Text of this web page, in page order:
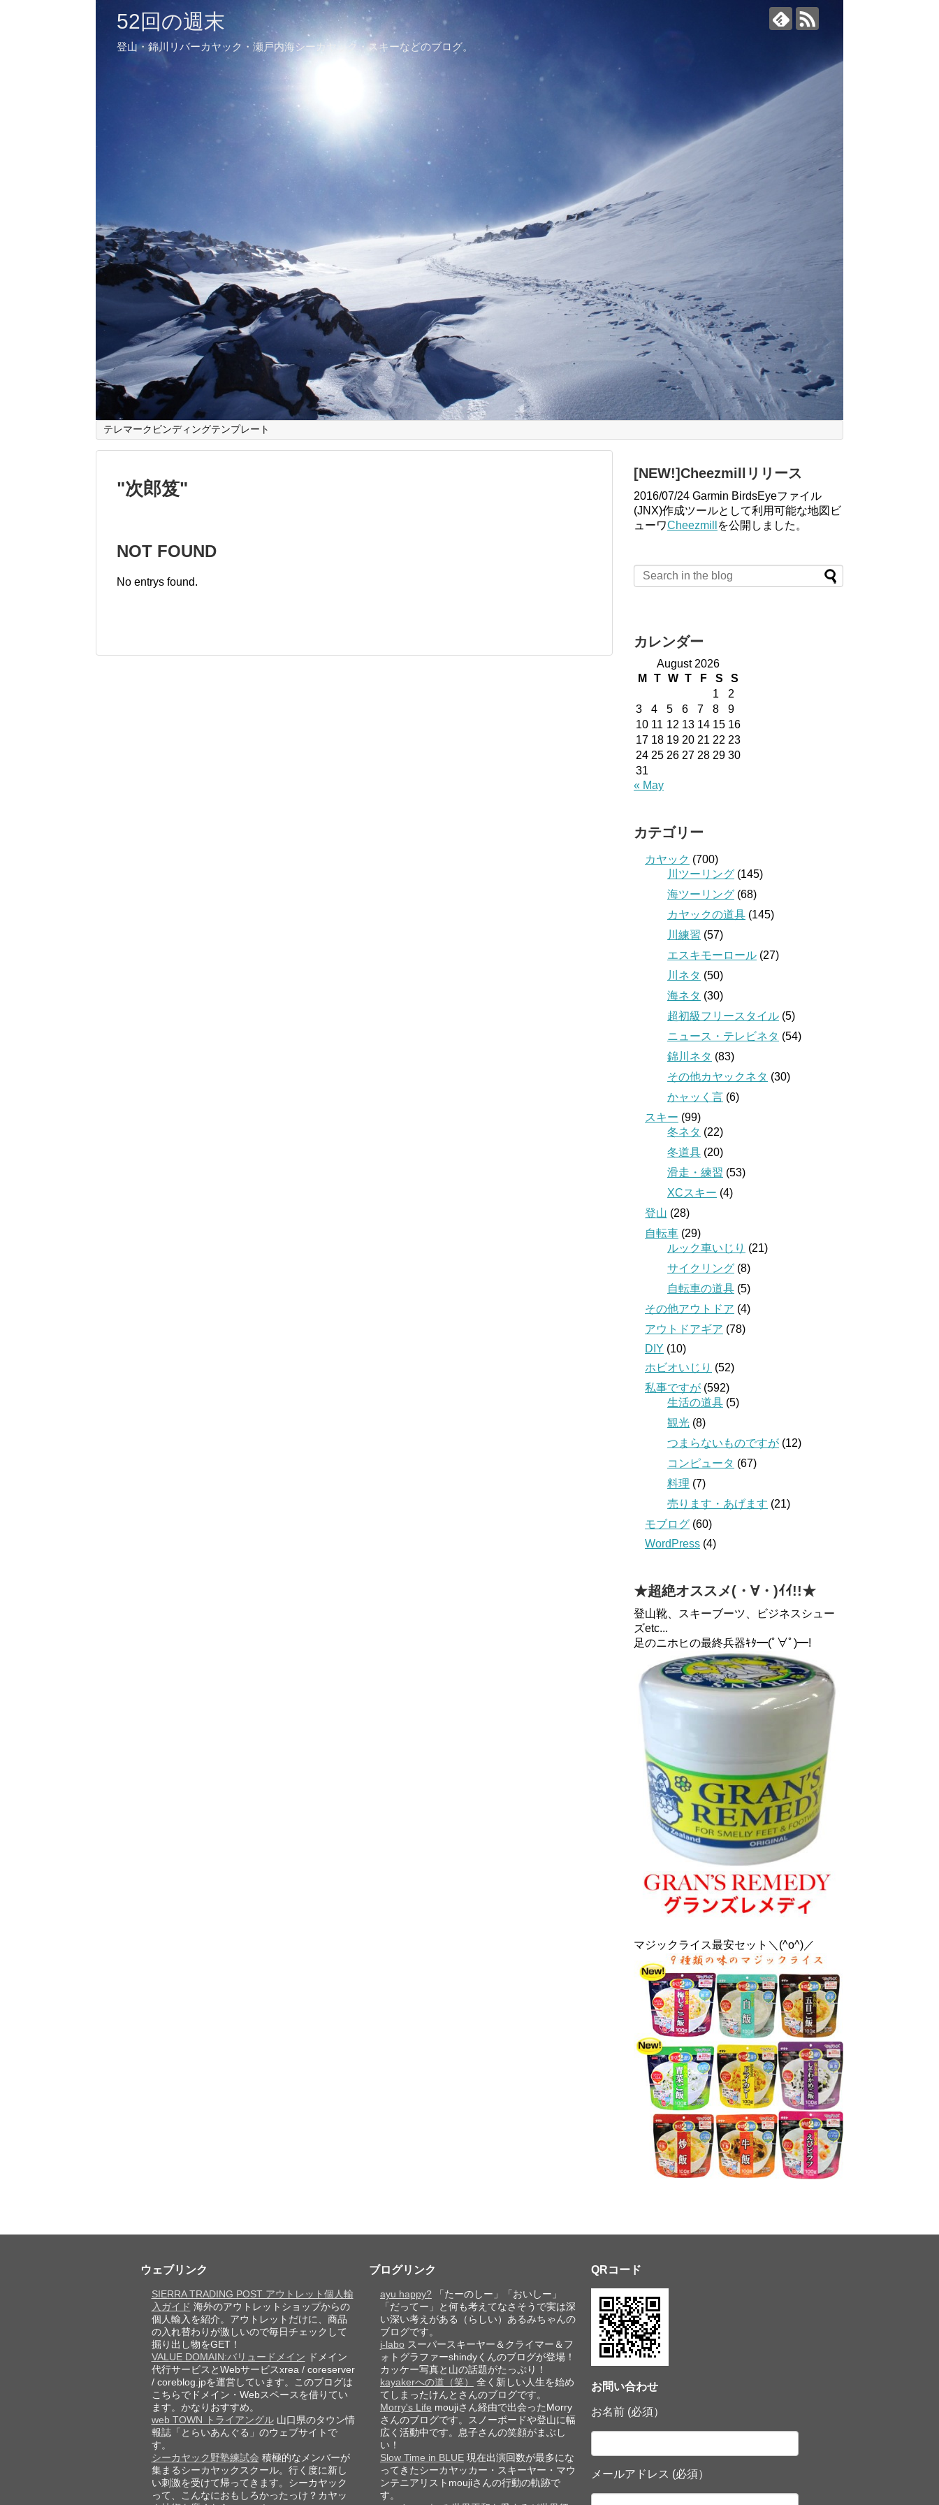
52回の週末
登山・錦川リバーカヤック・瀬戸内海シーカヤック・スキーなどのブログ。
テレマークビンディングテンプレート
"次郎笈"
NOT FOUND
No entrys found.
[NEW!]Cheezmillリリース
2016/07/24 Garmin BirdsEyeファイル
(JNX)作成ツールとして利用可能な地図ビ
ューワCheezmill を公開しました。
カレンダー
August 2026
M
T W T F S
S
1
2
3
4 5 6 7 8
9
10 11 12 13 14 15 16
17 18 19 20 21 22 23
24 25 26 27 28 29 30
31
« May
カテゴリー
カヤック (700)
川ツーリング (145)
海ツーリング (68)
カヤックの道具 (145)
川練習 (57)
エスキモーロール (27)
川ネタ (50)
海ネタ (30)
超初級フリースタイル (5)
ニュース・テレビネタ (54)
錦川ネタ (83)
その他カヤックネタ (30)
かャッく言 (6)
スキー (99)
冬ネタ (22)
冬道具 (20)
滑走・練習 (53)
XCスキー (4)
登山 (28)
自転車 (29)
ルック車いじり (21)
サイクリング (8)
自転車の道具 (5)
その他アウトドア (4)
アウトドアギア (78)
DIY (10)
ホビオいじり (52)
私事ですが (592)
生活の道具 (5)
観光 (8)
つまらないものですが (12)
コンピュータ (67)
料理 (7)
売ります・あげます (21)
モブログ (60)
WordPress (4)
★超絶オススメ(・∀・)ｲｲ!!★
登山靴、スキーブーツ、ビジネスシュー
ズetc...
足のニホヒの最終兵器ｷﾀ━(ﾟ∀ﾟ)━!
マジックライス最安セット＼(^o^)／
ウェブリンク
SIERRA TRADING POST アウトレット個人輸
入ガイド 海外のアウトレットショップからの
個人輸入を紹介。アウトレットだけに、商品
の入れ替わりが激しいので毎日チェックして
掘り出し物をGET！
VALUE DOMAIN:バリュードメイン ドメイン
代行サービスとWebサービスxrea / coreserver
/ coreblog.jpを運営しています。このブログは
こちらでドメイン・Webスペースを借りてい
ます。かなりおすすめ。
web TOWN トライアングル山口県のタウン情
報誌「とらいあんぐる」のウェブサイトで
す。
シーカヤック野塾練試会 積極的なメンバーが
集まるシーカヤックスクール。行く度に新し
い刺激を受けて帰ってきます。シーカヤック
って、こんなにおもしろかったっけ？カヤッ
ブログリンク
ayu happy?「たーのしー」「おいしー」
「だってー」と何も考えてなさそうで実は深
い深い考えがある（らしい）あるみちゃんの
ブログです。
j-labo スーパースキーヤー＆クライマー＆フ
ォトグラファーshindyくんのブログが登場！
カッケー写真と山の話題がたっぷり！
kayakerへの道（笑）
全く新しい人生を始め
てしまったけんとさんのブログです。
Morry's Life moujiさん経由で出会ったMorry
さんのブログです。スノーボードや登山に幅
広く活動中です。息子さんの笑顔がまぶし
い！
Slow Time in BLUE現在出演回数が最多にな
ってきたシーカヤッカー・スキーヤー・マウ
ンテニアリストmoujiさんの行動の軌跡で
す。
QRコード
お問い合わせ
お名前 (必須）
メールアドレス (必須）